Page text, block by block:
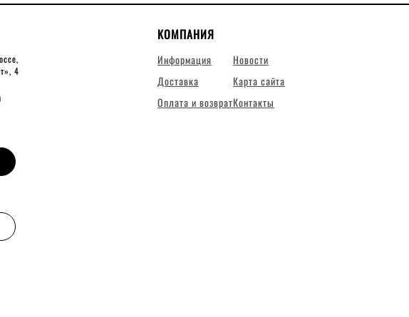
4
КОМПАНИЯ
Информация
Доставка
Оплата и возврат
Новости
Карта сайта
Контакты